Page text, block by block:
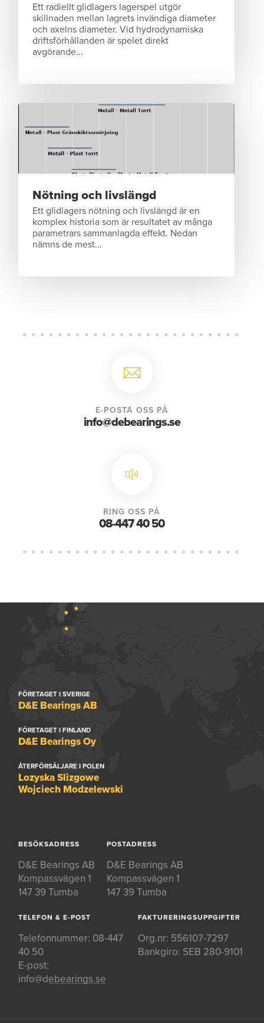
Ett radiellt glidlagers lagerspel utgör
skillnaden mellan lagrets invändiga diameter
och axelns diameter. Vid hydrodynamiska
driftsförhållanden är spelet direkt
avgörande...
Nötning och livslängd
Ett glidlagers nötning och livslängd är en
komplex historia som är resultatet av många
parametrars sammanlagda effekt. Nedan
nämns de mest...
E-POSTA OSS PÅ
info@debearings.se
RING OSS PÅ
08-447 40 50
FÖRETAGET I SVERIGE
D&E Bearings AB
FÖRETAGET I FINLAND
D&E Bearings Oy
ÅTERFÖRSÄLJARE I POLEN
Lozyska Slizgowe
Wojciech Modzelewski
BESÖKSADRESS
D&E Bearings AB
Kompassvägen 1
147 39 Tumba
POSTADRESS
D&E Bearings AB
Kompassvägen 1
147 39 Tumba
TELEFON & E-POST
Telefonnummer: 08-447
40 50
E-post:
info@debearings.se
FAKTURERINGSUPPGIFTER
Org.nr: 556107-7297
Bankgiro: SEB 280-9101